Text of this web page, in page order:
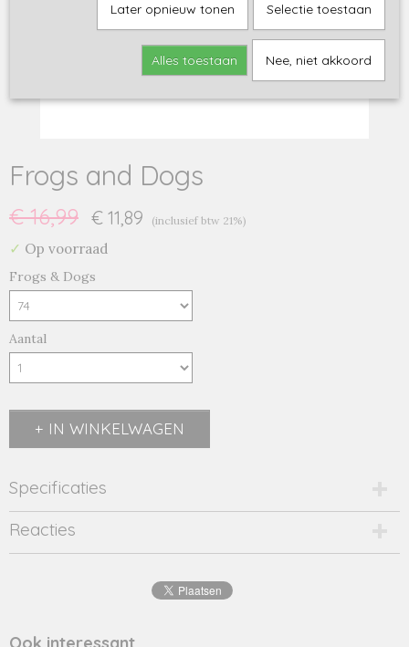
Frogs and Dogs
€ 16,99 € 11,89 (inclusief btw 21%)
✓ Op voorraad
Frogs & Dogs
Aantal
IN WINKELWAGEN
Specificaties
Productcode
2450-13993
Productcode leverancier
Reacties
Later opnieuw tonen Selectie toestaan
Alles toestaan Nee, niet akkoord